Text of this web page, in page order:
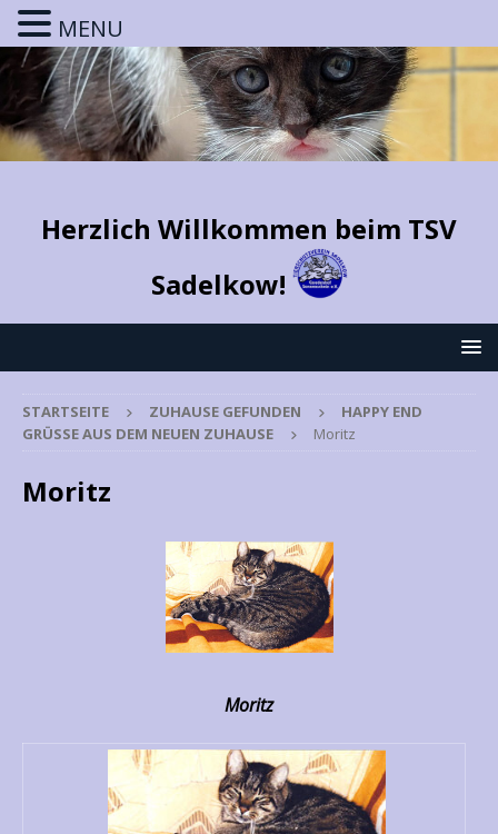
Herzlich Willkommen beim TSV
Sadelkow!
STARTSEITE ZUHAUSE GEFUNDEN
HAPPY END
GRÜSSE AUS DEM NEUEN ZUHAUSE
Moritz
Moritz
Moritz
MENU